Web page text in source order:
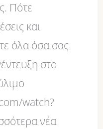
Πότε
και
όλα όσα σας
στο
watch?
νέα